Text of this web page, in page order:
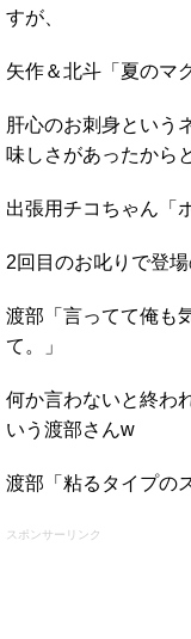
すが、
矢作＆北斗「夏のマ
肝心のお刺身という
味しさがあったから
出張用チコちゃん「
2回目のお叱りで登
渡部「言ってて俺も
て。」
何か言わないと終わ
いう渡部さんw
渡部「粘るタイプの
スポンサーリンク